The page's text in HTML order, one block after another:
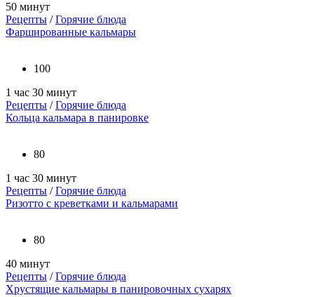
50 минут
Рецепты /Горячие блюда
Фаршированные кальмары
100
1 час 30 минут
Рецепты /Горячие блюда
Кольца кальмара в панировке
80
1 час 30 минут
Рецепты /Горячие блюда
Ризотто с креветками и кальмарами
80
40 минут
Рецепты /Горячие блюда
Хрустящие кальмары в панировочных сухарях